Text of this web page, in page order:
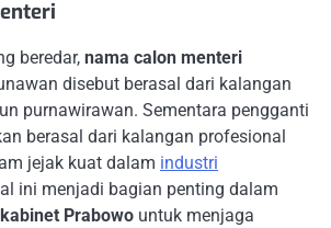
beredar, nama calon menteri
disebut berasal dari kalangan
purnawirawan. Sementara pengganti
berasal dari kalangan profesional
jejak kuat dalam industri
ini menjadi bagian penting dalam
Prabowo untuk menjaga